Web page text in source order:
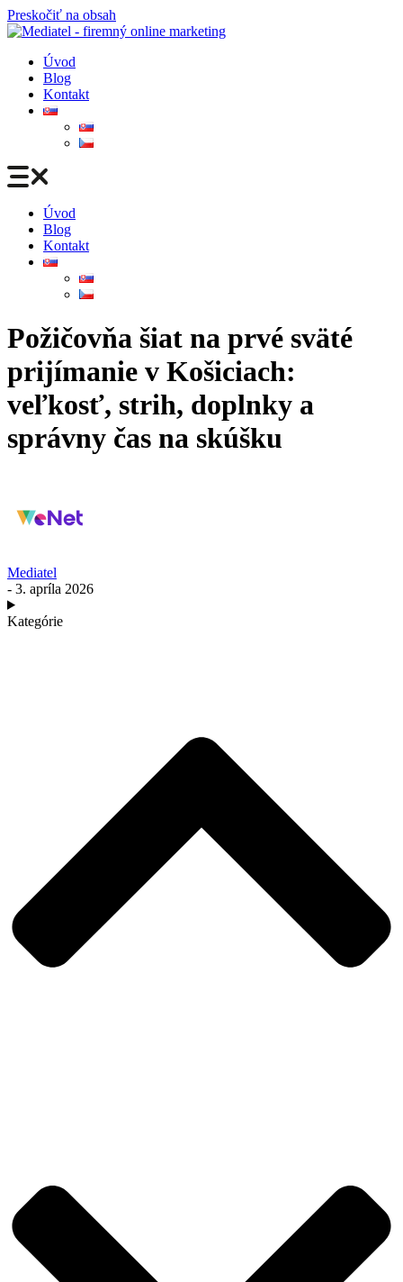
Preskočiť na obsah
Úvod
Blog
Kontakt
Úvod
Blog
Kontakt
Požičovňa šiat na prvé sväté
prijímanie v Košiciach:
veľkosť, strih, doplnky a
správny čas na skúšku
Mediatel
- 3. apríla 2026
Kategórie